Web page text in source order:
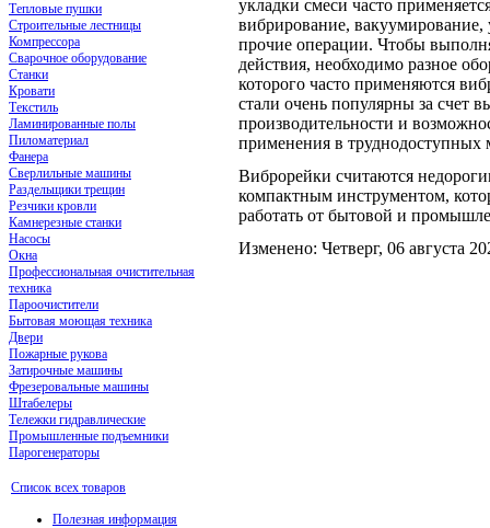
Тепловые пушки
Строительные лестницы
Компрессора
Сварочное оборудование
Станки
Кровати
Текстиль
Ламинированные полы
Пиломатериал
Фанера
Сверлильные машины
Раздельщики трещин
Резчики кровли
Камнерезные станки
Насосы
Окна
Профессиональная очистительная
техника
Пароочистители
Бытовая моющая техника
Двери
Пожарные рукова
Затирочные машины
Фрезеровальные машины
Штабелеры
Тележки гидравлические
Промышленные подъемники
Парогенераторы
Список всех товаров
Полезная информация
укладки смеси часто
вибрирование, вакуумирование,
прочие операции. Чтобы
действия, необходимо разное
которого часто применяются
стали очень популярны за счет
производительности и
применения в труднодоступных
Виброрейки считаются
компактным инструментом,
работать от бытовой и
Изменено: Четверг, 06 августа